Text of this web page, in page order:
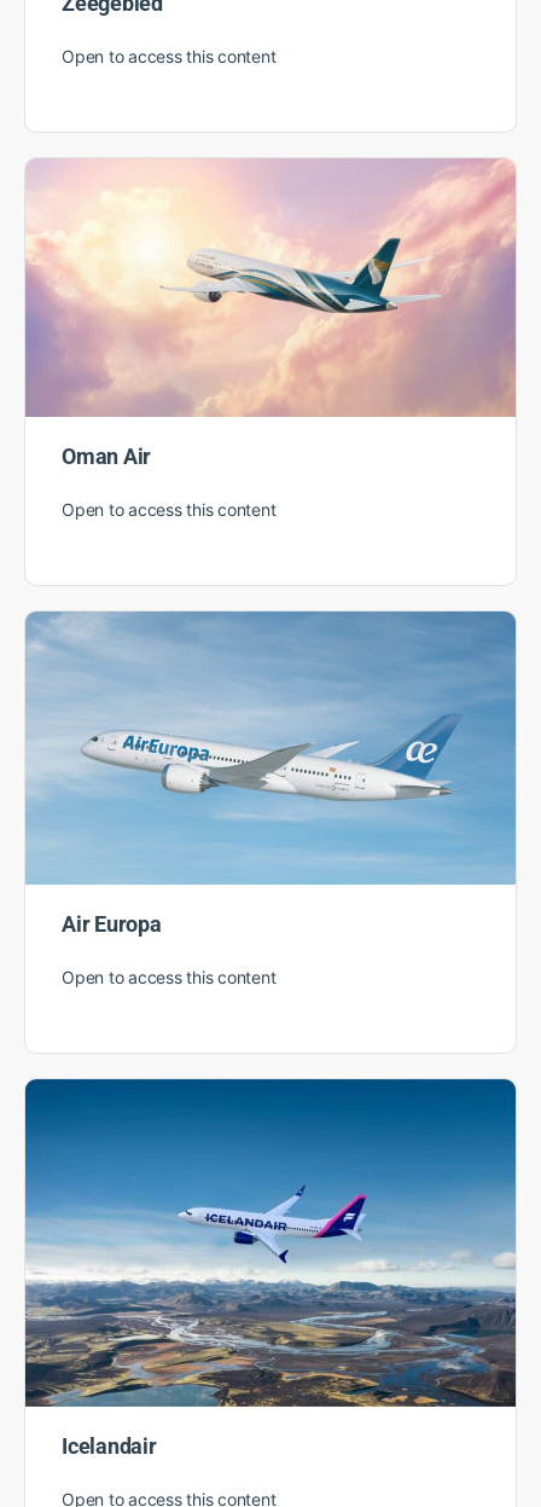
Open to access this content
Oman Air
Open to access this content
Air Europa
Open to access this content
Icelandair
Open to access this content